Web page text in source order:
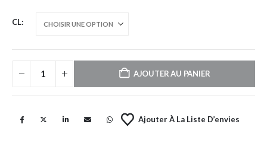
CL
AJOUTER AU PANIER
Ajouter À La Liste D’envies